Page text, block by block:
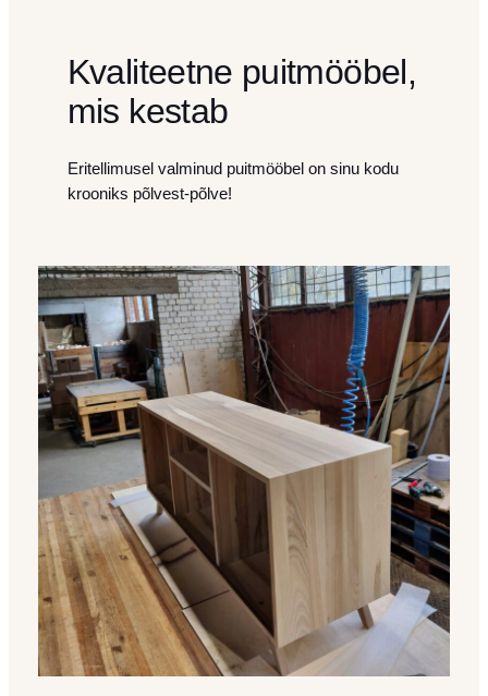
Kvaliteetne puitmööbel,
mis kestab
Eritellimusel valminud puitmööbel on sinu kodu
krooniks põlvest-põlve!